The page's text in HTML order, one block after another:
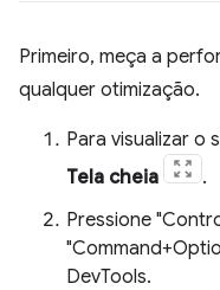
Primeiro, meça a
qualquer otimização.
Para visualizar o
Tela cheia
.
Pressione
DevTools.